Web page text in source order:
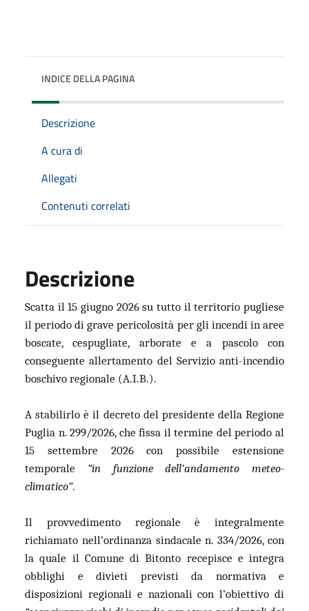
INDICE DELLA PAGINA
Descrizione
A cura di
Allegati
Contenuti correlati
Descrizione
Scatta il 15 giugno 2026 su tutto il territorio pugliese
il periodo di grave pericolosità per gli incendi in aree
boscate, cespugliate, arborate e a pascolo con
conseguente allertamento del Servizio anti-incendio
boschivo regionale (A.I.B.).
A stabilirlo è il decreto del presidente della Regione
Puglia n. 299/2026, che fissa il termine del periodo al
15 settembre 2026 con possibile estensione
temporale “in funzione dell’andamento meteo-
climatico”.
Il provvedimento regionale è integralmente
richiamato nell’ordinanza sindacale n. 334/2026, con
la quale il Comune di Bitonto recepisce e integra
obblighi e divieti previsti da normativa e
disposizioni regionali e nazionali con l’obiettivo di